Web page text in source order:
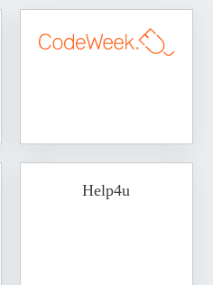
Help4u